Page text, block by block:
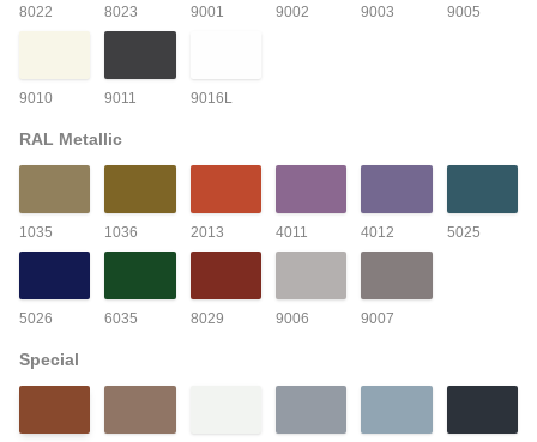
8022 8023 9001 9002 9003 9005
9010 9011 9016L
RAL Metallic
1035 1036 2013 4011 4012 5025
5026 6035 8029 9006 9007
Special